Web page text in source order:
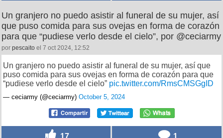
Un granjero no puedo asistir al funeral de su mujer, así
que puso comida para sus ovejas en forma de corazón
para que “pudiese verlo desde el cielo”, por @ceciarmy
por pescaito el 7 oct 2024, 12:52
Un granjero no puedo asistir al funeral de su mujer, así que
puso comida para sus ovejas en forma de corazón para que
“pudiese verlo desde el cielo” pic.twitter.com/RmsCMSGgID
— ceciarmy (@ceciarmy) October 5, 2024
17 1